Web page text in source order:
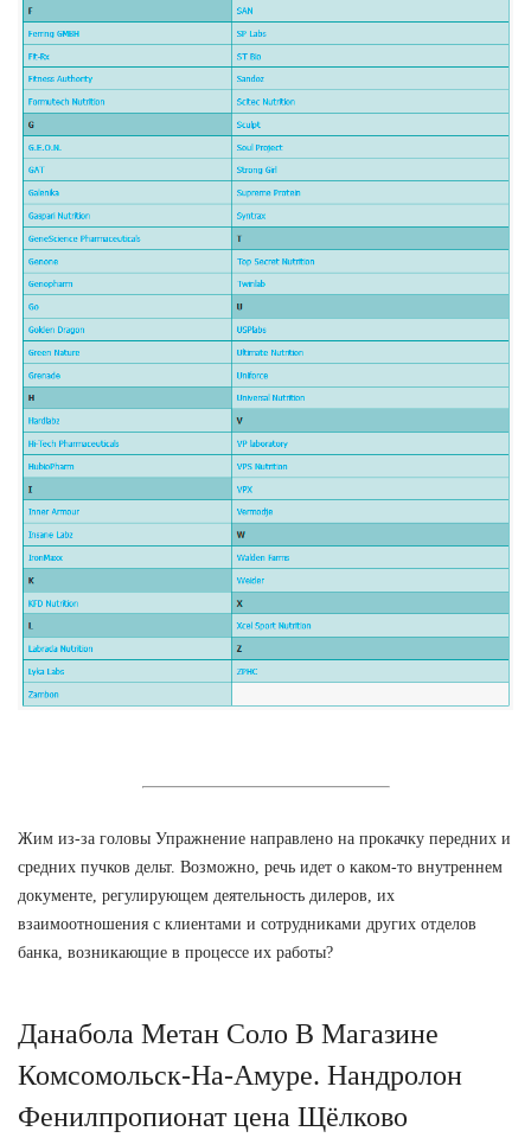
Жим из-за головы Упражнение направлено на прокачку передних и
средних пучков дельт. Возможно, речь идет о каком-то внутреннем
документе, регулирующем деятельность дилеров, их
взаимоотношения с клиентами и сотрудниками других отделов
банка, возникающие в процессе их работы?
Данабола Метан Соло В Магазине
Комсомольск-На-Амуре. Нандролон
Фенилпропионат цена Щёлково